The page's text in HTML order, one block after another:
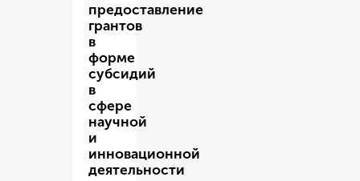
предоставление
грантов
в
форме
субсидий
в
сфере
научной
и
инновационной
деятельности